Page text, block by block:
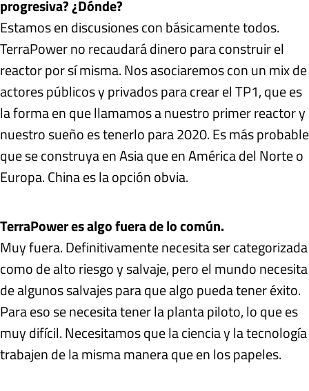
progresiva? ¿Dónde?
Estamos en discusiones con básicamente todos.
TerraPower no recaudará dinero para construir el
reactor por sí misma. Nos asociaremos con un mix de
actores públicos y privados para crear el TP1, que es
la forma en que llamamos a nuestro primer reactor y
nuestro sueño es tenerlo para 2020. Es más probable
que se construya en Asia que en América del Norte o
Europa. China es la opción obvia.
TerraPower es algo fuera de lo común.
Muy fuera. Definitivamente necesita ser categorizada
como de alto riesgo y salvaje, pero el mundo necesita
de algunos salvajes para que algo pueda tener éxito.
Para eso se necesita tener la planta piloto, lo que es
muy difícil. Necesitamos que la ciencia y la tecnología
trabajen de la misma manera que en los papeles.